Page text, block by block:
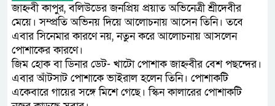
জাহ্নবী কাপুর, বলিউডের জনপ্রিয় প্রয়াত অভিনেত্রী শ্রীদেবীর
মেয়ে। সম্প্রতি অভিনয় দিয়ে আলোচনায় আসেন তিনি। তবে
এবার সিনেমার কারণে নয়, নতুন করে আলোচনায় আসলেন
পোশাকের কারণে।
জিম হোক বা ডিনার ডেট- খাটো পোশাক জাহ্নবীর বেশ পছন্দের।
এবার আঁটসাট পোশাকে ভাইরাল হলেন তিনি। পোশাকটি
একেবারে গায়ের সঙ্গে মিশে গেছে। স্কিন কালারের পোশাকটি